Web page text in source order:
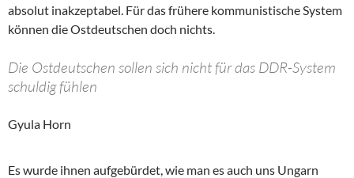
absolut inakzeptabel. Für das frühere kommunistische System
können die Ostdeutschen doch nichts.
Die Ostdeutschen sollen sich nicht für das DDR-System
schuldig fühlen
Gyula Horn
Es wurde ihnen aufgebürdet, wie man es auch uns Ungarn